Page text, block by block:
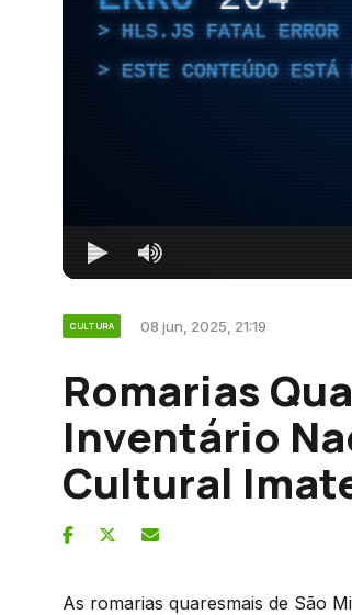
HLS.JS FATAL ERROR
ESTE CONTEÚDO
CULTURA 08 jun, 2025, 21:19
Romarias
Inventário
Cultural
As romarias quaresmais de São